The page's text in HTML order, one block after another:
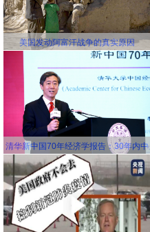
美国发动阿富汗战争的真实原因
清华新中国70年经济学报告：30年内中
国将成为世界第一大经济体